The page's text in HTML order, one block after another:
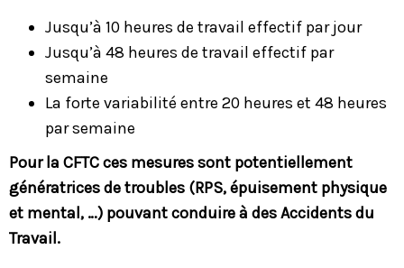
Jusqu’à 10 heures de travail effectif par jour
Jusqu’à 48 heures de travail effectif par
semaine
La forte variabilité entre 20 heures et 48 heures
par semaine
Pour la CFTC ces mesures sont potentiellement
génératrices de troubles (RPS, épuisement physique
et mental, …) pouvant conduire à des Accidents du
Travail.